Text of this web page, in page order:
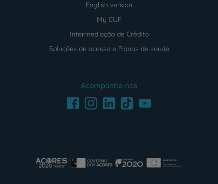
English version
My CUF
Intermediação de Crédito
Soluções de acesso e Planos de saúde
Acompanhe-nos
FacebookInstagramLinkedInTikTokYoutube